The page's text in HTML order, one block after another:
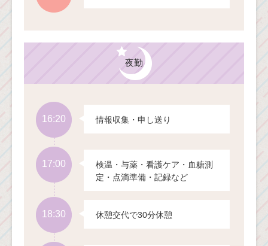
夜勤
16:20 情報収集・申し送り
17:00
検温・与薬・看護ケア・血糖測
定・点滴準備・記録など
18:30 休憩交代で30分休憩